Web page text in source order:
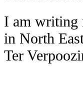
I am writing
in North
Ter